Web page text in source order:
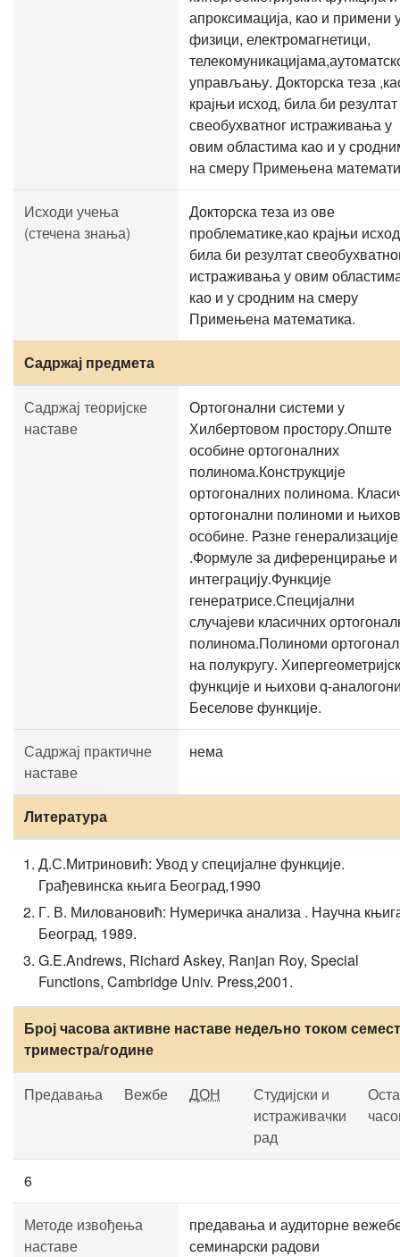
апроксимација, као и примени
физици, електромагнетици,
управљању. Докторска теза
крајњи исход, била би резултат
свеобухватног истраживања у
овим областима као и у
на смеру Примењена
Исходи учења
(стечена знања)
Докторска теза из ове
проблематике,као крајњи
била би резултат
истраживања у овим
као и у сродним на смеру
Примењена математика.
Садржај предмета
Садржај теоријске
наставе
Ортогонални системи у
Хилбертовом простору.Oпште
особине ортогоналних
полинома.Конструкције
ортогоналних полинома.
ортогонални полиноми и
особине. Разне генерализације
.Формуле за диференцирање и
интеграцију.Функције
генератрисе.Специјални
случајеви класичних
полинома.Полиноми
на полукругу.
функције и њихови q-
Беселове функције.
Садржај практичне
наставе
нема
Литература
Д.С.Митриновић: Увод у специјалне функције.
Грађевинска књига Београд,1990
Г. В. Миловановић: Нумеричка анализа . Научна
Београд, 1989.
G.E.Andrews, Richard Askey, Ranjan Roy, Special
Functions, Cambridge Univ. Press,2001.
Број часова активне наставе недељно током
триместра/године
Предавања Вежбе ДОН
Студијски и
истраживачки
рад
6
Методе извођења
наставе
предавања и аудиторне
семинарски радови